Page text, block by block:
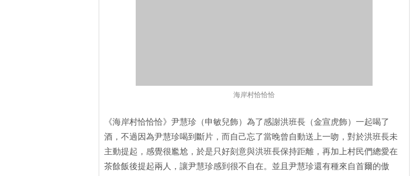
海岸村恰恰恰
《海岸村恰恰恰》尹慧珍（申敏兒飾）為了感謝洪班長（金宣虎飾）一起喝了
酒，不過因為尹慧珍喝到斷片，而自己忘了當晚曾自動送上一吻，對於洪班長未
主動提起，感覺很尷尬，於是只好刻意與洪班長保持距離，再加上村民們總愛在
茶餘飯後提起兩人，讓尹慧珍感到很不自在。並且尹慧珍還有種來自首爾的傲